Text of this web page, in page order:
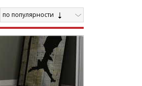
по популярности